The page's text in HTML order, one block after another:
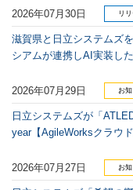
2026年07月30日 リ
滋賀県と日立システムズ
シアムが連携しAI実装し
2026年07月29日 お
日立システムズが「
year【AgileWorksクラウ
2026年07月27日 お